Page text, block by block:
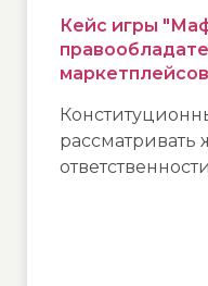
Кейс игры
маркетплейсов
рассматривать